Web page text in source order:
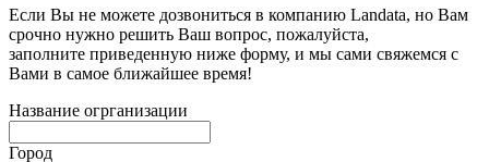
Если Вы не можете дозвониться в компанию Landata, но Вам
срочно нужно решить Ваш вопрос, пожалуйста,
заполните приведенную ниже форму, и мы сами свяжемся с
Вами в самое ближайшее время!
Название огрганизации
Город